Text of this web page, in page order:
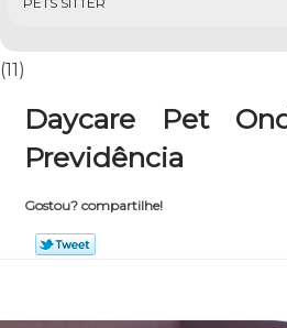
(11)
Daycare Pet
Previdência
Gostou? compartilhe!